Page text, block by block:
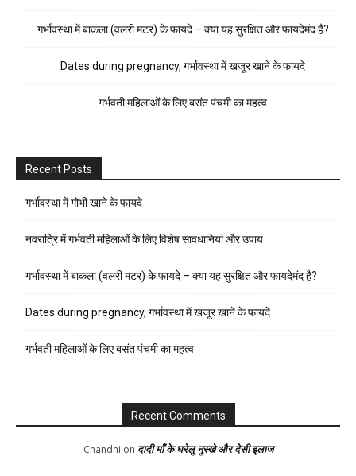
गर्भावस्था में बाकला (वलरी मटर) के फायदे – क्या यह सुरक्षित और फायदेमंद है?
Dates during pregnancy, गर्भावस्था में खजूर खाने के फायदे
गर्भवती महिलाओं के लिए बसंत पंचमी का महत्व
Recent Posts
गर्भावस्था में गोभी खाने के फायदे
नवरात्रि में गर्भवती महिलाओं के लिए विशेष सावधानियां और उपाय
गर्भावस्था में बाकला (वलरी मटर) के फायदे – क्या यह सुरक्षित और फायदेमंद है?
Dates during pregnancy, गर्भावस्था में खजूर खाने के फायदे
गर्भवती महिलाओं के लिए बसंत पंचमी का महत्व
Recent Comments
Chandni on दादी माँ के घरेलु नुस्खे और देसी इलाज